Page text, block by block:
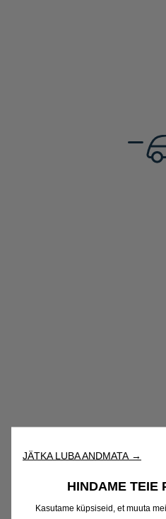
JÄTKA LUBA ANDMATA →
HINDAME TEIE
Kasutame küpsiseid, et muuta